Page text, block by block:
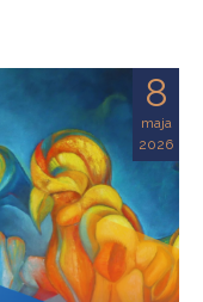
8
maja
2026